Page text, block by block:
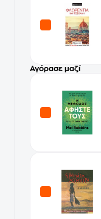
Αγόρασε μαζί